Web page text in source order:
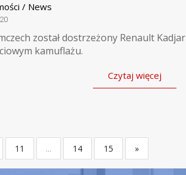
/ News
został dostrzeżony Renault Kadjar
kamuflażu.
Czytaj więcej
11 ... 14 15 »